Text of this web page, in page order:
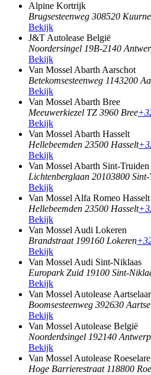
Alpine Kortrijk
Brugsesteenweg 308520 Kuurne
Bekijk
J&T Autolease België
Noordersingel 19B-2140
Bekijk
Van Mossel Abarth Aarschot
Betekomsesteenweg 1143200
Bekijk
Van Mossel Abarth Bree
Meeuwerkiezel TZ 3960 Bree
Bekijk
Van Mossel Abarth Hasselt
Hellebeemden 23500 Hasselt
Bekijk
Van Mossel Abarth Sint-Truiden
Lichtenberglaan 20103800
Bekijk
Van Mossel Alfa Romeo Hasselt
Hellebeemden 23500 Hasselt
Bekijk
Van Mossel Audi Lokeren
Brandstraat 199160 Lokeren
Bekijk
Van Mossel Audi Sint-Niklaas
Europark Zuid 19100 Sint-
Bekijk
Van Mossel Autolease Aartselaar
Boomsesteenweg 392630
Bekijk
Van Mossel Autolease België
Noorderdsingel 192140
Bekijk
Van Mossel Autolease Roeselare
Hoge Barrierestraat 118800